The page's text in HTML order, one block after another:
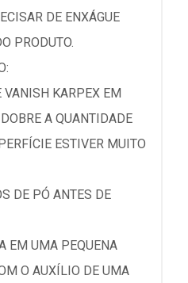
DE ENXÁGUE
PRODUTO.
KARPEX EM
A QUANTIDADE
ESTIVER MUITO
DE PÓ ANTES DE
EM UMA PEQUENA
O AUXÍLIO DE UMA